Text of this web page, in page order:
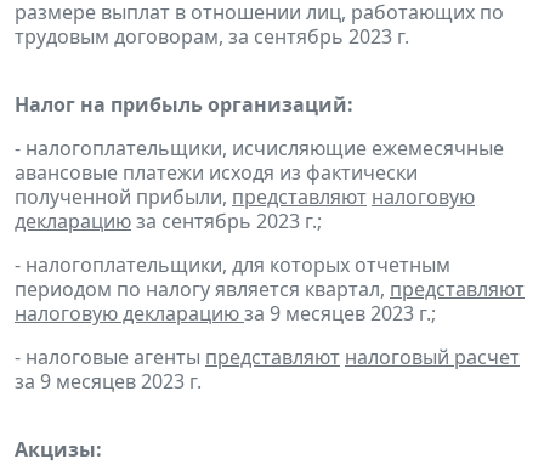
размере выплат в отношении лиц, работающих по
трудовым договорам, за сентябрь 2023 г.
Налог на прибыль организаций:
- налогоплательщики, исчисляющие ежемесячные
авансовые платежи исходя из фактически
полученной прибыли, представляют налоговую
декларациюза сентябрь 2023 г.;
- налогоплательщики, для которых отчетным
периодом по налогу является квартал, представляют
налоговую декларациюза 9 месяцев 2023 г.;
- налоговые агенты представляют налоговый расчет
за 9 месяцев 2023 г.
Акцизы: